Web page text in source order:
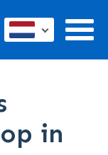
in